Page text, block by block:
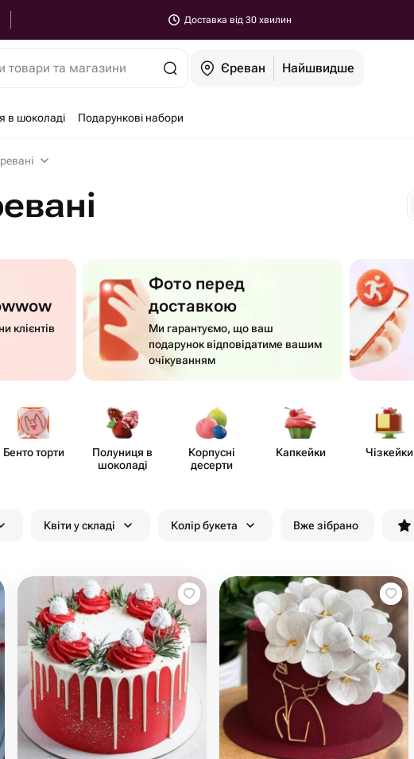
Доставка від 30 хвилин
товари та магазини Єреван Найшвидше
в шоколаді Подарункові набори
клієнтів
Фото перед
доставкою
Ми гарантуємо, що ваш
подарунок відповідатиме вашим
очікуванням
Бенто торти
Полуниця в
шоколаді
Корпусні
десерти
Капкейки Чізкейки
Квіти у складі Колір букета Вже зібрано